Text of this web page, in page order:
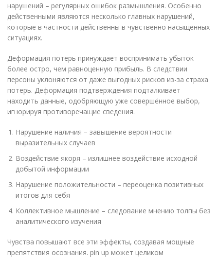
нарушений – регулярных ошибок размышления. Особенно
действенными являются несколько главных нарушений,
которые в частности действенны в чувственно насыщенных
ситуациях.
Деформация потерь принуждает воспринимать убыток
более остро, чем равноценную прибыль. В следствии
персоны уклоняются от даже выгодных рисков из-за страха
потерь. Деформация подтверждения подталкивает
находить данные, одобряющую уже совершённое выбор,
игнорируя противоречащие сведения.
Нарушение наличия – завышение вероятности
выразительных случаев
Воздействие якоря – излишнее воздействие исходной
добытой информации
Нарушение положительности – переоценка позитивных
итогов для себя
Коллективное мышление – следование мнению толпы без
аналитического изучения
Чувства повышают все эти эффекты, создавая мощные
препятствия осознания. pin up может целиком